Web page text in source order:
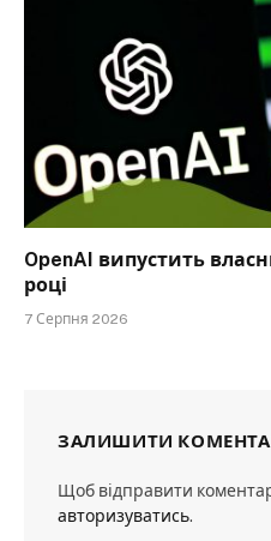
OpenAI випустить
році
7 Серпня 2026
ЗАЛИШИТИ
Щоб відправити
авторизуватись.